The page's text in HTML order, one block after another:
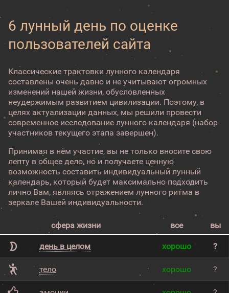
6 лунный день по оценке
пользователей сайта
Классические трактовки лунного календаря
составлены очень давно и не учитывают огромных
изменений нашей жизни, обусловленных
неудержимым развитием цивилизации. Поэтому, в
целях актуализации данных, мы решили провести
современное исследование лунного календаря (набор
участников текущего этапа завершен).
Принимая в нём участие, вы не только вносите свою
лепту в общее дело, но и получаете ценную
возможность составить индивидуальный лунный
календарь, который будет максимально подходить
лично Вам, являясь отражением лунного ритма в
зеркале Вашей индивидуальности.
сфера жизни все вы
день в целом хорошо ?
тело хорошо ?